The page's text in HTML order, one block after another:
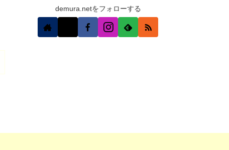
demura.netをフォローする